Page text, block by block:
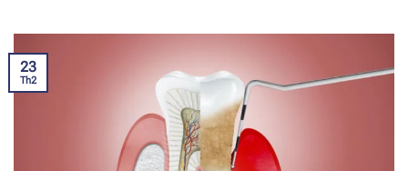
23
Th2